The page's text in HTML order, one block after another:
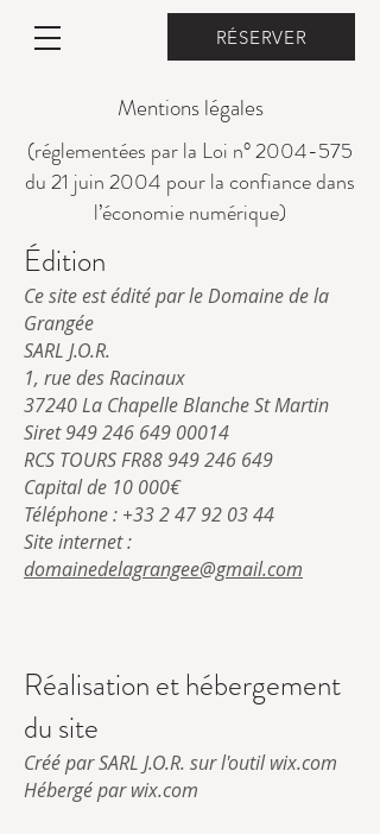
RÉSERVER
Mentions légales
(réglementées par la Loi n°2004-575
du 21 juin 2004 pour la confiance dans
l’économie numérique)
Édition
Ce site est édité par le Domaine de la
Grangée
SARL J.O.R.
1, rue des Racinaux
37240 La Chapelle Blanche St Martin
Siret949 246 649 00014
RCS TOURSFR88949 246 649
Capital de 10 000€
Téléphone : +33 2 47 92 03 44
Site internet :
domainedelagrangee@gmail.com
Réalisation et hébergement
du site
Créé par SARL J.O.R. sur l'outil wix.com
Hébergé par wix.com